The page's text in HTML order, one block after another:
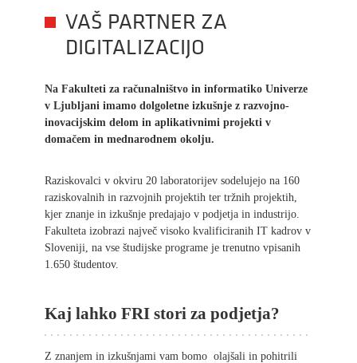
VAŠ PARTNER ZA
DIGITALIZACIJO
Na Fakulteti za računalništvo in informatiko Univerze
v Ljubljani imamo dolgoletne izkušnje z razvojno-
inovacijskim delom in aplikativnimi projekti v
domačem in mednarodnem okolju.
Raziskovalci v okviru 20 laboratorijev sodelujejo na 160
raziskovalnih in razvojnih projektih ter tržnih projektih,
kjer znanje in izkušnje predajajo v podjetja in industrijo.
Fakulteta izobrazi največ visoko kvalificiranih IT kadrov v
Sloveniji, na vse študijske programe je trenutno vpisanih
1.650 študentov.
Kaj lahko FRI stori za podjetja?
Z znanjem in izkušnjami vam bomo olajšali in pohitrili